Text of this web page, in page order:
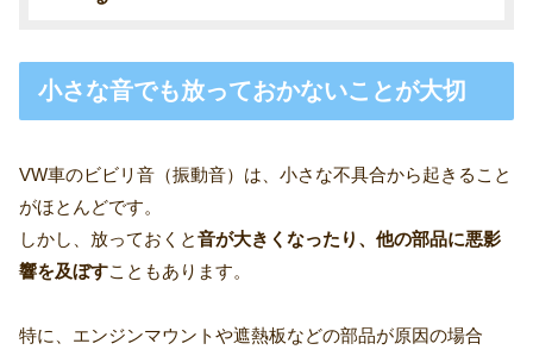
小さな音でも放っておかないことが大切
VW車のビビリ音（振動音）は、小さな不具合から起きること
がほとんどです。
しかし、放っておくと音が大きくなったり、他の部品に悪影
響を及ぼすこともあります。
特に、エンジンマウントや遮熱板などの部品が原因の場合